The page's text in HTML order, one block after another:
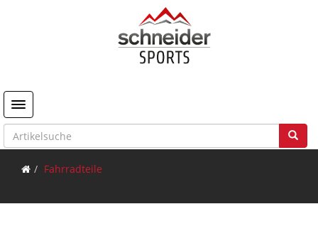
Toggle navigation
Fahrradteile